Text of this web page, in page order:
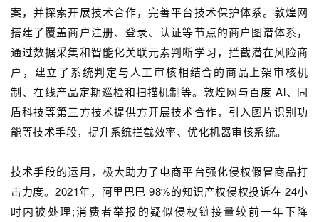
案，并探索开展技术合作，完善平台技术保护体系。敦煌网
搭建了覆盖商户注册、登录、认证等节点的商户图谱体系，
通过数据采集和智能化关联元素判断学习，拦截潜在风险商
户，建立了系统判定与人工审核相结合的商品上架审核机
制、在线产品定期巡检和扫描机制等。敦煌网与百度 Al、同
盾科技等第三方技术提供方开展技术合作，引入图片识别功
能等技术手段，提升系统拦截效率、优化机器审核系统。
技术手段的运用，极大助力了电商平台强化侵权假冒商品打
击力度。2021年，阿里巴巴 98%的知识产权侵权投诉在 24小
时内被处理;消费者举报的疑似侵权链接量较前一年下降